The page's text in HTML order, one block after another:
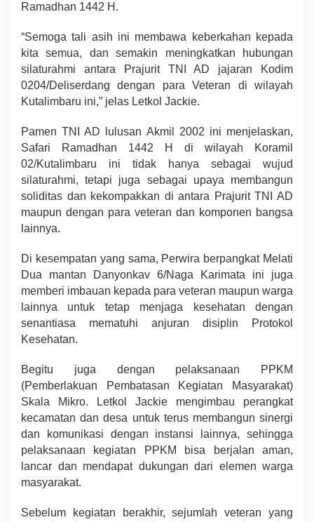
Ramadhan 1442 H.
“Semoga tali asih ini membawa keberkahan kepada
kita semua, dan semakin meningkatkan hubungan
silaturahmi antara Prajurit TNI AD jajaran Kodim
0204/Deliserdang dengan para Veteran di wilayah
Kutalimbaru ini,” jelas Letkol Jackie.
Pamen TNI AD lulusan Akmil 2002 ini menjelaskan,
Safari Ramadhan 1442 H di wilayah Koramil
02/Kutalimbaru ini tidak hanya sebagai wujud
silaturahmi, tetapi juga sebagai upaya membangun
soliditas dan kekompakkan di antara Prajurit TNI AD
maupun dengan para veteran dan komponen bangsa
lainnya.
Di kesempatan yang sama, Perwira berpangkat Melati
Dua mantan Danyonkav 6/Naga Karimata ini juga
memberi imbauan kepada para veteran maupun warga
lainnya untuk tetap menjaga kesehatan dengan
senantiasa mematuhi anjuran disiplin Protokol
Kesehatan.
Begitu juga dengan pelaksanaan PPKM
(Pemberlakuan Pembatasan Kegiatan Masyarakat)
Skala Mikro. Letkol Jackie mengimbau perangkat
kecamatan dan desa untuk terus membangun sinergi
dan komunikasi dengan instansi lainnya, sehingga
pelaksanaan kegiatan PPKM bisa berjalan aman,
lancar dan mendapat dukungan dari elemen warga
masyarakat.
Sebelum kegiatan berakhir, sejumlah veteran yang